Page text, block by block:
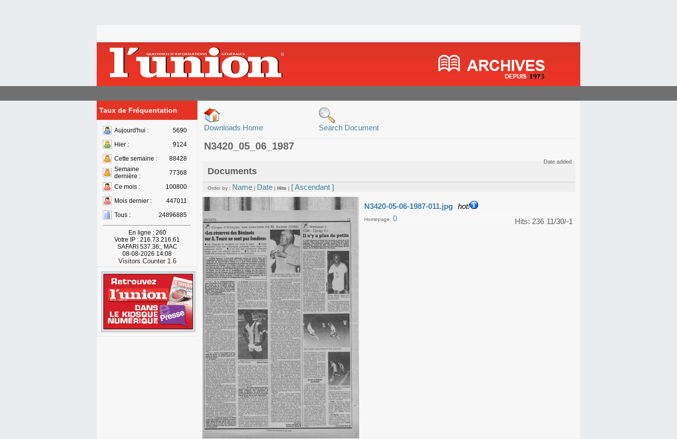
Taux de Fréquentation
Aujourd'hui :
5690
Hier :
9124
Cette semaine :
88428
Semaine
dernière :
77368
Ce mois :
100800
Mois dernier :
447011
Tous :
24896885
En ligne : 260
Votre IP : 216.73.216.61
SAFARI 537.36;, MAC
08-08-2026 14:08
Visitors Counter 1.6
Downloads Home Search Document
N3420_05_06_1987
Documents
Date added
Order by : Name | Date | Hits | [ Ascendant ]
N3420-05-06-1987-011.jpg hot!
11/30/-1
Hits: 236
Homepage: 0